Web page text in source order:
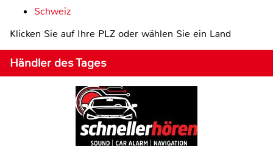
Schweiz
Klicken Sie auf Ihre PLZ oder wählen Sie ein Land
Händler des Tages